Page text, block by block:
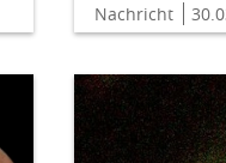
Nachricht